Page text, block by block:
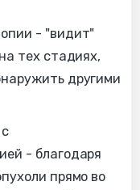
- "видит"
тех стадиях,
другими
- благодаря
прямо во